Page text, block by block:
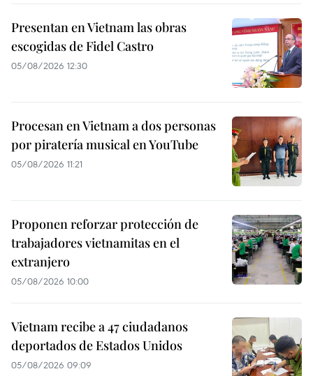
Presentan en Vietnam las obras
escogidas de Fidel Castro
05/08/2026 12:30
Procesan en Vietnam a dos personas
por piratería musical en YouTube
05/08/2026 11:21
Proponen reforzar protección de
trabajadores vietnamitas en el
extranjero
05/08/2026 10:00
Vietnam recibe a 47 ciudadanos
deportados de Estados Unidos
05/08/2026 09:09